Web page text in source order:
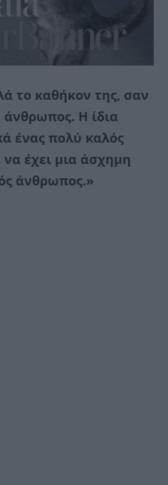
το καθήκον της, σαν
άνθρωπος. Η ίδια
ένας πολύ καλός
έχει μια άσχημη
άνθρωπος.»